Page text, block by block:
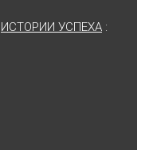
ИСТОРИИ УСПЕХА :